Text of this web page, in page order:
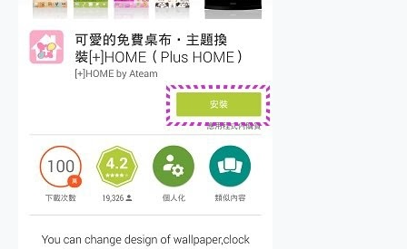
ASUS Pad 全面應援 Me Time，加碼愛奇藝黃金雙周卡體驗，專案價最低 NT$0 起
榮耀 HONOR 600 Pro x MOLLY Limited Edition 限量版開賣，攜手味全龍進駐大巨蛋萬人盛典